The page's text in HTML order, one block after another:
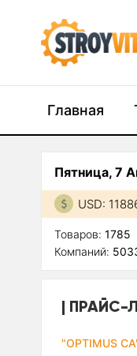
Главная
Пятница, 7
USD:
Товаров: 1785
Компаний:
ПРАЙС-
"OPTIMUS